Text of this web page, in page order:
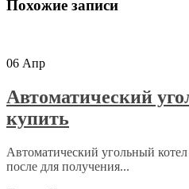
Похожие записи
06 Апр
Автоматический
купить
Автоматический угольный
после для получения...